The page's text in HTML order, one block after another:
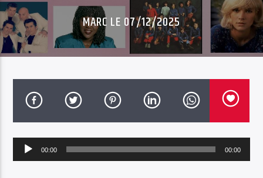
TITRE
ARTISTE
MARC LE 07/12/2025
Lecteur
audio
00:00 00:00